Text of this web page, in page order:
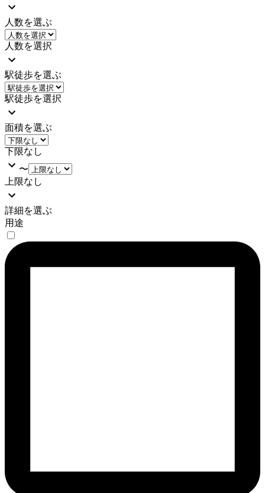
人数を選ぶ
人数を選択
駅徒歩を選ぶ
駅徒歩を選択
面積を選ぶ
下限なし
〜
上限なし
詳細を選ぶ
用途